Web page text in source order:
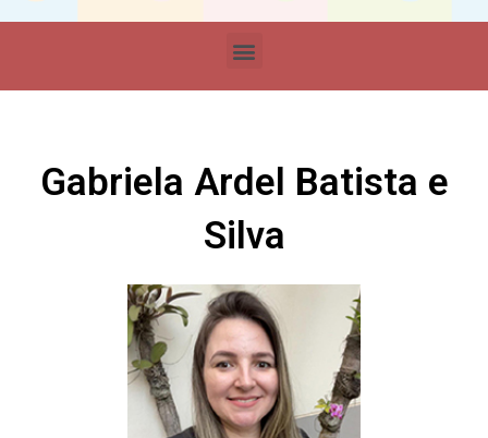
Gabriela Ardel Batista e
Silva